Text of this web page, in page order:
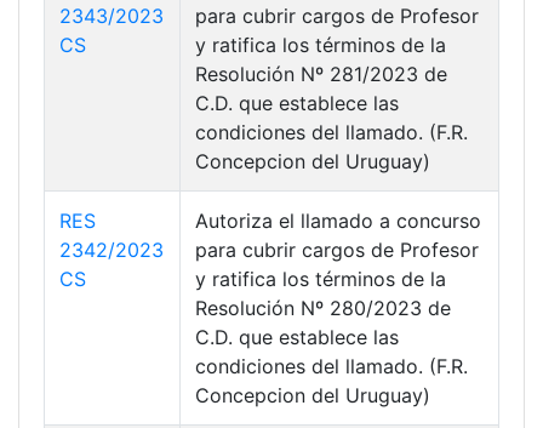
2343/2023
CS
para cubrir cargos de Profesor
y ratifica los términos de la
Resolución Nº 281/2023 de
C.D. que establece las
condiciones del llamado. (F.R.
Concepcion del Uruguay)
RES
2342/2023
CS
Autoriza el llamado a concurso
para cubrir cargos de Profesor
y ratifica los términos de la
Resolución Nº 280/2023 de
C.D. que establece las
condiciones del llamado. (F.R.
Concepcion del Uruguay)